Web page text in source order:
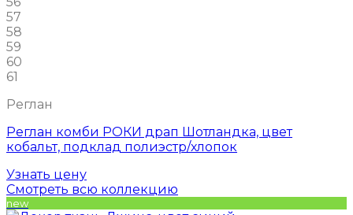
57
58
59
60
61
Реглан
Реглан комби РОКИ драп Шотландка, цвет
кобальт, подклад полиэстр/хлопок
Узнать цену
Смотреть всю коллекцию
new